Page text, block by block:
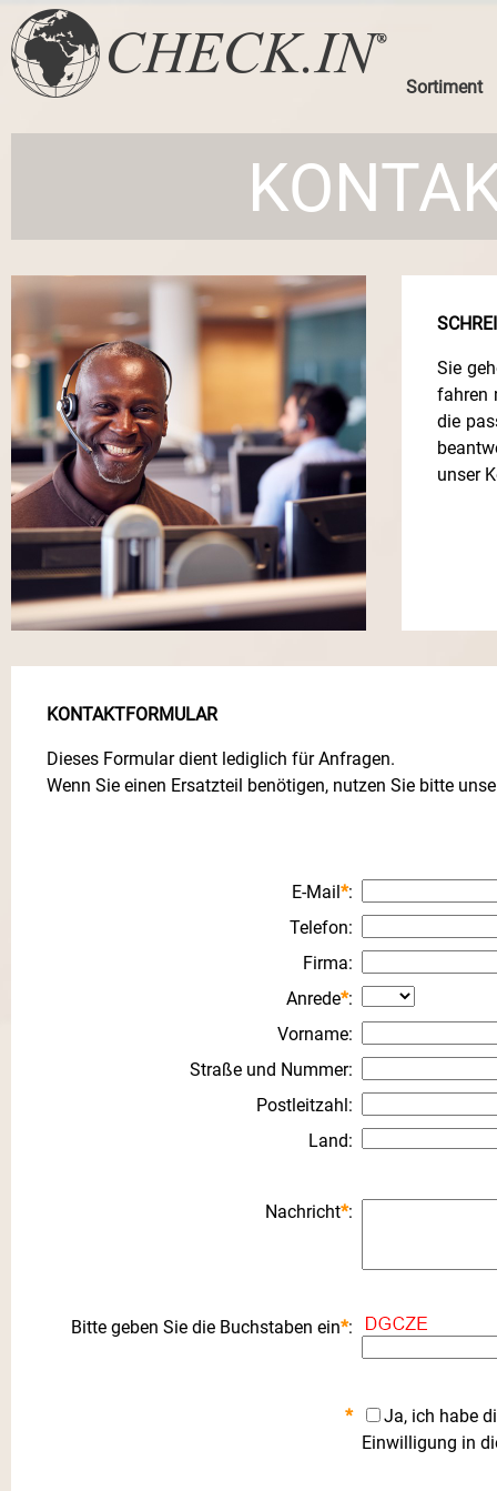
Sortiment
Sie
fahren
die
unser
KONTAKTFORMULAR
Dieses Formular dient lediglich für Anfragen.
Wenn Sie einen Ersatzteil benötigen, nutzen Sie bitte
E-Mail*:
Telefon:
Firma:
Anrede*:
Vorname:
Straße und Nummer:
Postleitzahl:
Land:
Nachricht*:
Bitte geben Sie die Buchstaben ein*:
*
Ja, ich habe
Einwilligung in